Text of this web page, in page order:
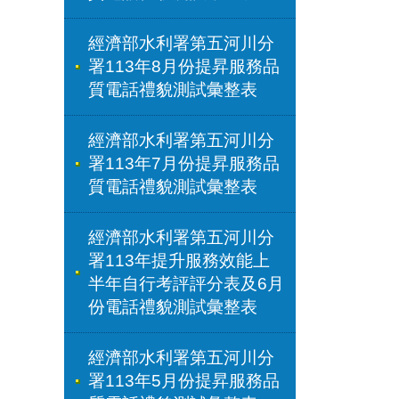
經濟部水利署第五河川分
署113年8月份提昇服務品
質電話禮貌測試彙整表
經濟部水利署第五河川分
署113年7月份提昇服務品
質電話禮貌測試彙整表
經濟部水利署第五河川分
署113年提升服務效能上
半年自行考評評分表及6月
份電話禮貌測試彙整表
經濟部水利署第五河川分
署113年5月份提昇服務品